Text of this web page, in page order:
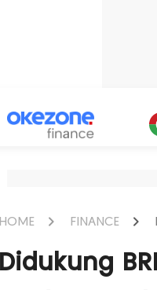
HOME FINANCE
Didukung